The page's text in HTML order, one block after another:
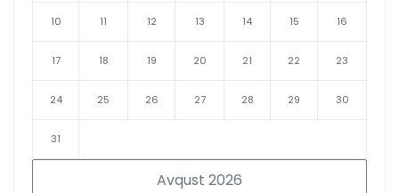
Avqust 2026
10 11 12 13 14 15 16
17 18 19 20 21 22 23
24 25 26 27 28 29 30
31